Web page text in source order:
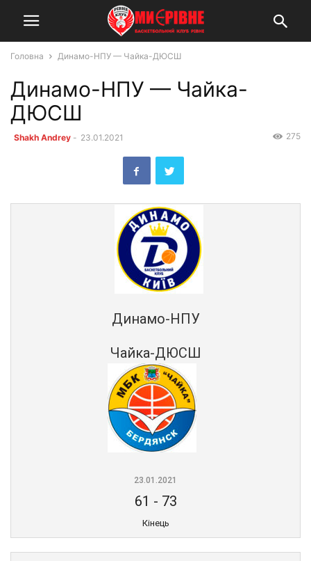
Головна Динамо-НПУ — Чайка-ДЮСШ
Динамо-НПУ — Чайка-
ДЮСШ
Shakh Andrey - 23.01.2021 275
Динамо-НПУ
Чайка-ДЮСШ
23.01.2021
61 - 73
Кінець